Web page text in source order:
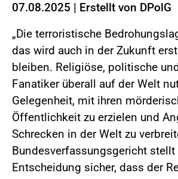
07.08.2025 | Erstellt von DPolG
„Die terroristische
das wird auch in der Zukunft
bleiben. Religiöse, politische
Fanatiker überall auf der Welt
Gelegenheit, mit ihren
Öffentlichkeit zu erzielen und
Schrecken in der Welt zu
Bundesverfassungsgericht
Entscheidung sicher, dass der